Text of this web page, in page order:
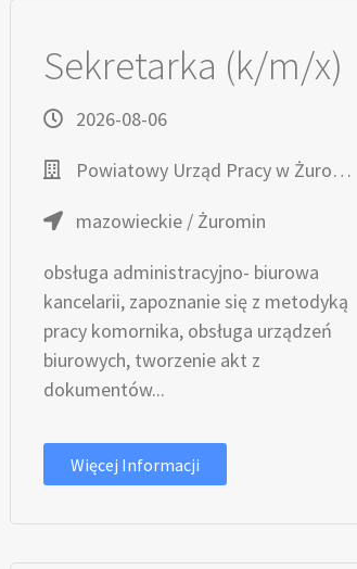
Sekretarka (k/m/x)
2026-08-06
Powiatowy Urząd Pracy w Żurominie
mazowieckie / Żuromin
obsługa administracyjno- biurowa
kancelarii, zapoznanie się z metodyką
pracy komornika, obsługa urządzeń
biurowych, tworzenie akt z
dokumentów...
Więcej Informacji